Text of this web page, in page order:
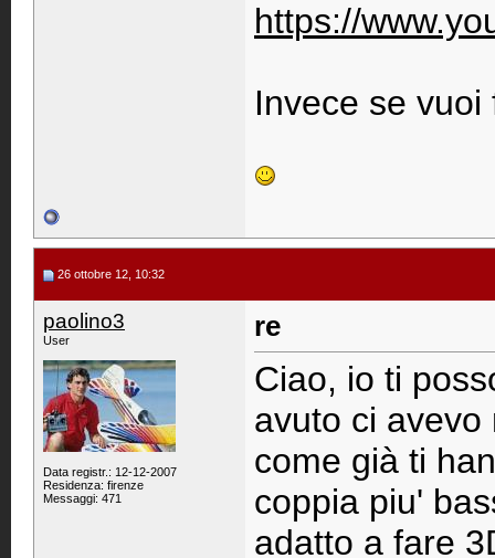
https://
Invece se
26 ottobre 12, 10:32
paolino3
User
Data registr.: 12-12-2007
Residenza: firenze
Messaggi: 471
re
Ciao, io ti
avuto ci
come già ti
coppia piu'
adatto a fare